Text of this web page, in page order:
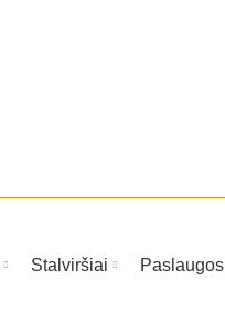
Stalviršiai Paslaugos